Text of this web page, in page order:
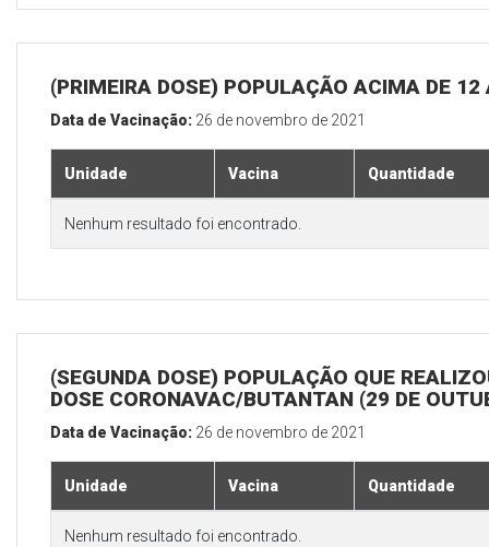
(PRIMEIRA DOSE) POPULAÇÃO ACIMA DE 12
Data de Vacinação: 26 de novembro de 2021
Unidade Vacina Quantidade
Nenhum resultado foi encontrado.
(SEGUNDA DOSE) POPULAÇÃO QUE
DOSE CORONAVAC/BUTANTAN (29 DE
Data de Vacinação: 26 de novembro de 2021
Unidade Vacina Quantidade
Nenhum resultado foi encontrado.